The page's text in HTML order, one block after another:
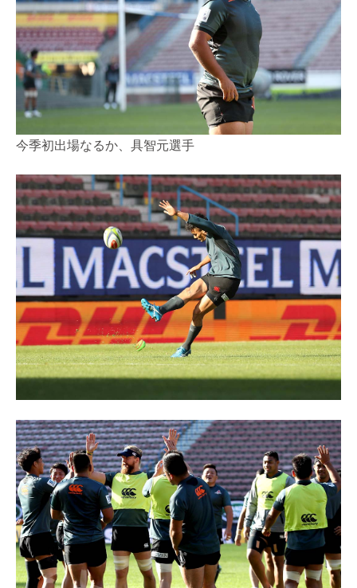
今季初出場なるか、具智元選手